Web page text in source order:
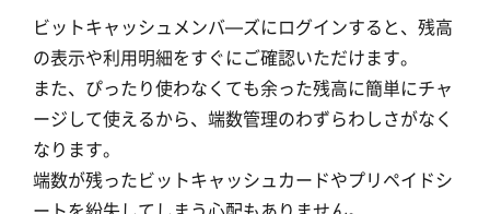
ビットキャッシュメンバ―ズにログインすると、残高
の表示や利用明細をすぐにご確認いただけます。
また、ぴったり使わなくても余った残高に簡単にチャ
ージして使えるから、端数管理のわずらわしさがなく
なります。
端数が残ったビットキャッシュカードやプリペイドシ